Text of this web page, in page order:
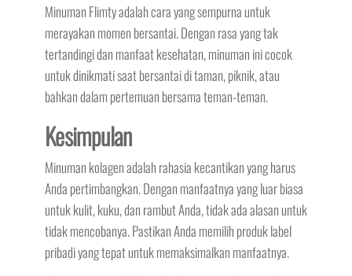
Minuman Flimty adalah cara yang sempurna untuk
merayakan momen bersantai. Dengan rasa yang tak
tertandingi dan manfaat kesehatan, minuman ini cocok
untuk dinikmati saat bersantai di taman, piknik, atau
bahkan dalam pertemuan bersama teman-teman.
Kesimpulan
Minuman kolagen adalah rahasia kecantikan yang harus
Anda pertimbangkan. Dengan manfaatnya yang luar biasa
untuk kulit, kuku, dan rambut Anda, tidak ada alasan untuk
tidak mencobanya. Pastikan Anda memilih produk label
pribadi yang tepat untuk memaksimalkan manfaatnya.